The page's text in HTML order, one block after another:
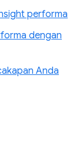
performa
dengan
Anda